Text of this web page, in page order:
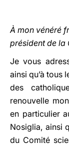
À mon vénéré
président de la
Je vous
ainsi qu’à tous
des
renouvelle
en particulier
Nosiglia, ainsi
du Comité